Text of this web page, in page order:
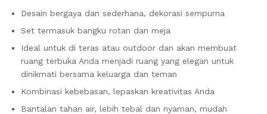
Desain bergaya dan sederhana, dekorasi sempurna
Set termasuk bangku rotan dan meja
Ideal untuk di teras atau outdoor dan akan membuat
ruang terbuka Anda menjadi ruang yang elegan untuk
dinikmati bersama keluarga dan teman
Kombinasi kebebasan, lepaskan kreativitas Anda
Bantalan tahan air, lebih tebal dan nyaman, mudah